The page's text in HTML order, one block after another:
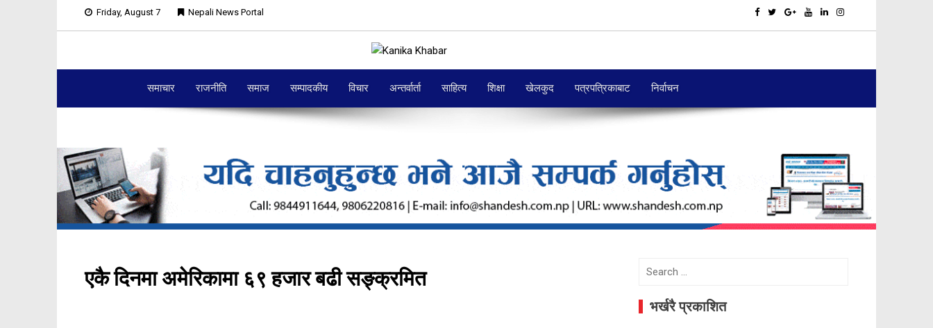
Friday, August 7 Nepali News Portal
समाचार राजनीति समाज सम्पादकीय विचार अन्तर्वार्ता साहित्य शिक्षा खेलकुद पत्रपत्रिकाबाट निर्वाचन
एकै दिनमा अमेरिकामा ६९ हजार बढी सङ्क्रमित
Search
भर्खरै प्रकाशित